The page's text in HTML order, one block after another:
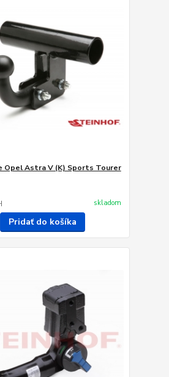
Opel Astra V (K) Sports Tourer
skladom
Pridať do košíka